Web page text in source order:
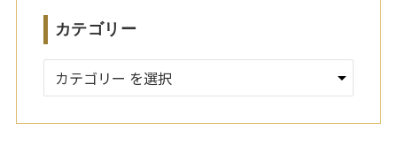
カテゴリー